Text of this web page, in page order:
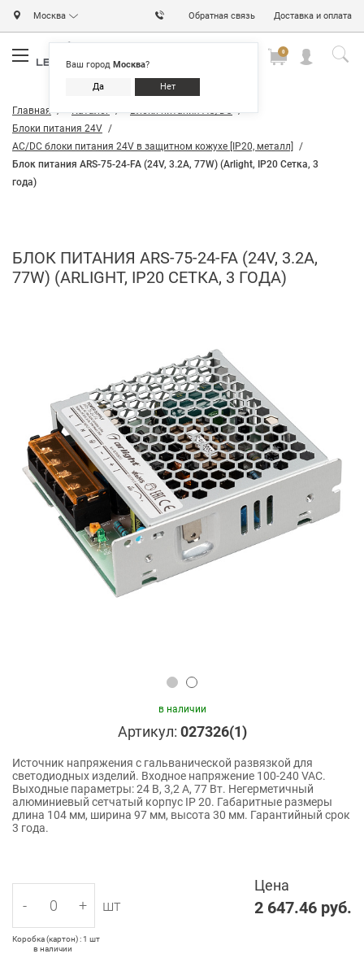
Москва
Ваш город Москва?
Да Нет
Обратная связь Доставка и оплата
0
Главная Каталог
Блоки питания AC/DC
Блоки питания 24V
AC/DC блоки питания 24V в защитном кожухе [IP20, металл]
Блок питания ARS-75-24-FA (24V, 3.2A, 77W) (Arlight, IP20 Сетка, 3
года)
БЛОК ПИТАНИЯ ARS-75-24-FA (24V, 3.2A,
77W) (ARLIGHT, IP20 СЕТКА, 3 ГОДА)
в наличии
Артикул: 027326(1)
Источник напряжения с гальванической развязкой для
светодиодных изделий. Входное напряжение 100-240 VAC.
Выходные параметры: 24 В, 3,2 А, 77 Вт. Негерметичный
алюминиевый сетчатый корпус IP 20. Габаритные размеры
длина 104 мм, ширина 97 мм, высота 30 мм. Гарантийный срок
3 года.
Цена
2 647.46 руб.
- + шт
Коробка (картон) : 1 шт
в наличии